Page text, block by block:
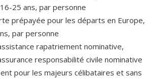
25 ans, par personne
prépayée pour les départs en Europe,
par personne
rapatriement nominative,
responsabilité civile nominative
pour les majeurs célibataires et sans